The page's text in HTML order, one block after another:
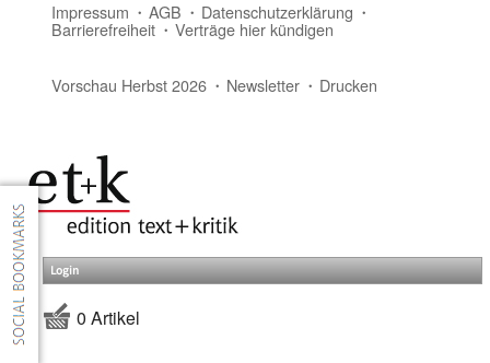
Impressum AGB Datenschutzerklärung
Barrierefreiheit Verträge hier kündigen
Vorschau Herbst 2026 Newsletter Drucken
Login
0 Artikel